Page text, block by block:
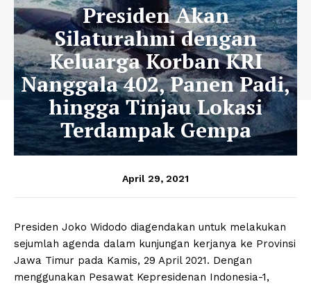
Presiden Akan
Silaturahmi dengan
Keluarga Korban KRI
Nanggala 402, Panen Padi,
hingga Tinjau Lokasi
Terdampak Gempa
April 29, 2021
Presiden Joko Widodo diagendakan untuk melakukan
sejumlah agenda dalam kunjungan kerjanya ke Provinsi
Jawa Timur pada Kamis, 29 April 2021. Dengan
menggunakan Pesawat Kepresidenan Indonesia-1,